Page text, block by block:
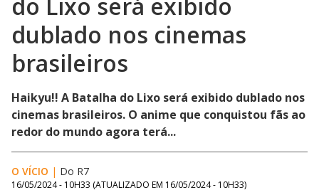
dublado nos cinemas
brasileiros
Haikyu!! A Batalha do Lixo será exibido dublado nos
cinemas brasileiros. O anime que conquistou fãs ao
redor do mundo agora terá...
O VÍCIO | Do R7
16/05/2024 - 10H33 (ATUALIZADO EM 16/05/2024 - 10H33)